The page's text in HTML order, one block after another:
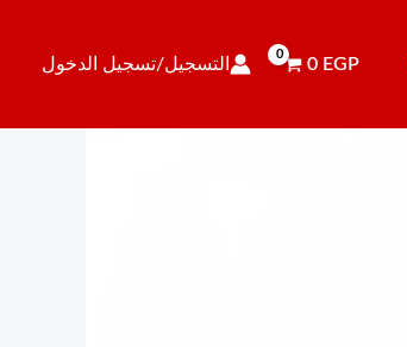
0 EGP التسجيل/تسجيل الدخول